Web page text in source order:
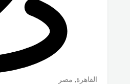
القاهرة, مصر